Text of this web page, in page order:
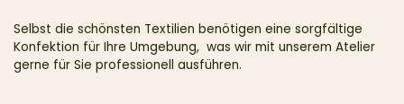
Selbst die schönsten Textilien benötigen eine sorgfältige
Konfektion für Ihre Umgebung, was wir mit unserem Atelier
gerne für Sie professionell ausführen.